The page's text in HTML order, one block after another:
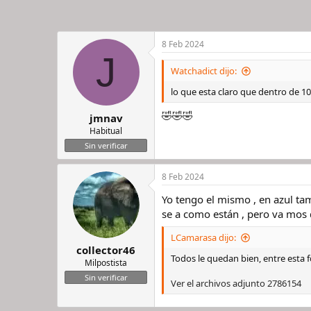
J
jmnav
Habitual
Sin verificar
8 Feb 2024
Watchadict dijo:
lo que esta claro que dentro de
🤣🤣🤣
collector46
Milpostista
Sin verificar
8 Feb 2024
Yo tengo el mismo , en azul
se a como están , pero va
LCamarasa dijo:
Todos le quedan bien, entre esta
Ver el archivos adjunto 2786154